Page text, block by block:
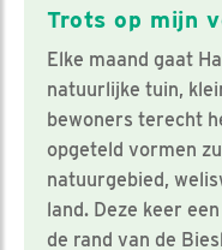
Trots op mijn
Elke maand gaat
natuurlijke tuin,
bewoners terecht
opgeteld vormen
natuurgebied,
land. Deze keer
de rand van de